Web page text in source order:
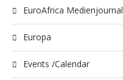
EuroAfrica Medienjournal
Europa
Events /Calendar